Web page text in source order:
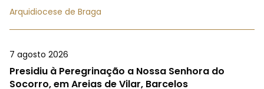
Arquidiocese de Braga
7 agosto 2026
Presidiu à Peregrinação a Nossa Senhora do
Socorro, em Areias de Vilar, Barcelos